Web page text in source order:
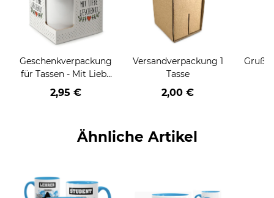
Geschenkverpackung
für Tassen - Mit Liebe
geschenkt
2,95 €
Versandverpackung 1
Tasse
2,00 €
Ähnliche Artikel